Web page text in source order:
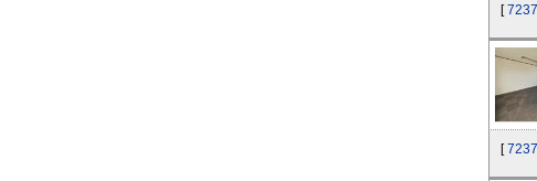
[
[